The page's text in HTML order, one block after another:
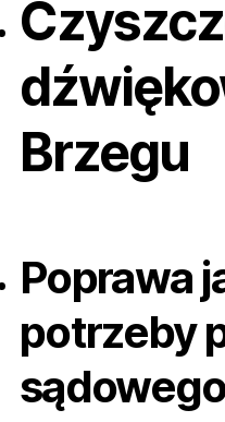
Brzegu
Poprawa
potrzeby